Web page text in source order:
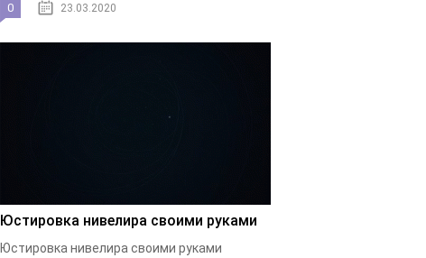
0 23.03.2020
Юстировка нивелира своими руками
Юстировка нивелира своими руками